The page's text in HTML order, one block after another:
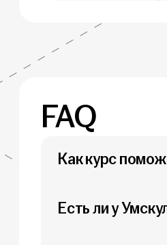
FAQ
Как курс
Есть ли у